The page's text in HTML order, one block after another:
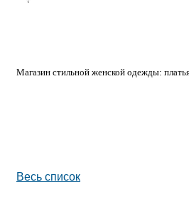
Магазин стильной женской одежды:
Весь список